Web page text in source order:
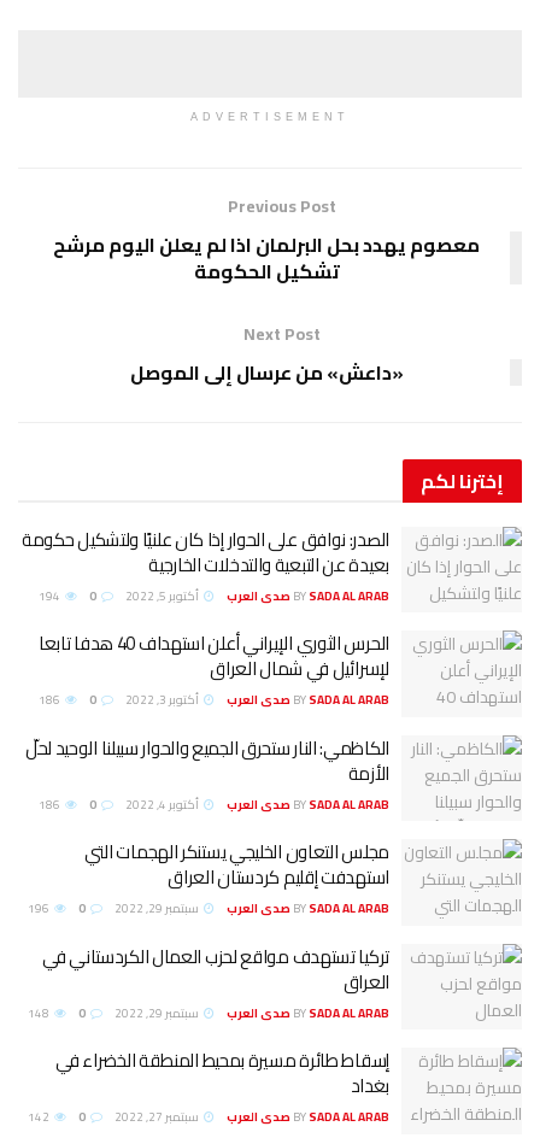
ADVERTISEMENT
Previous Post
معصوم يهدد بحل البرلمان اذا لم يعلن اليوم مرشح
تشكيل الحكومة
Next Post
«داعش» من عرسال إلى الموصل
إخترنالكم
الصدر: نوافق على الحوار إذا كان علنيًا ولتشكيل حكومة
بعيدة عن التبعية والتدخلات الخارجية
BYSADA AL ARAB صدى العرب أكتوبر 5, 2022
الحرس الثوري الإيراني أعلن استهداف 40 هدفا تابعا
لإسرائيل في شمال العراق
BYSADA AL ARAB صدى العرب أكتوبر 3, 2022
الكاظمي: النار ستحرق الجميع والحوار سبيلنا الوحيد لحلّ
الأزمة
BYSADA AL ARAB صدى العرب أكتوبر 4, 2022
مجلس التعاون الخليجي يستنكر الهجمات التي
استهدفت إقليم كردستان العراق
BYSADA AL ARAB صدى العرب سبتمبر 29, 2022
تركيا تستهدف مواقع لحزب العمال الكردستاني في
العراق
BYSADA AL ARAB صدى العرب سبتمبر 29, 2022
إسقاط طائرة مسيرة بمحيط المنطقة الخضراء في
بغداد
BYSADA AL ARAB صدى العرب سبتمبر 27, 2022